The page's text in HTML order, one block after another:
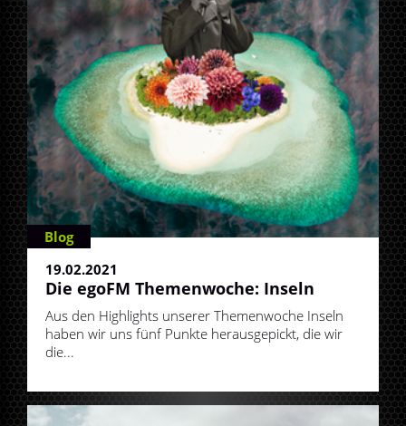
Blog
19.02.2021
Die egoFM Themenwoche: Inseln
Aus den Highlights unserer Themenwoche Inseln
haben wir uns fünf Punkte herausgepickt, die wir
die...